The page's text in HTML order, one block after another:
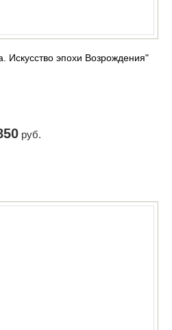
Искусство эпохи Возрождения"
руб.